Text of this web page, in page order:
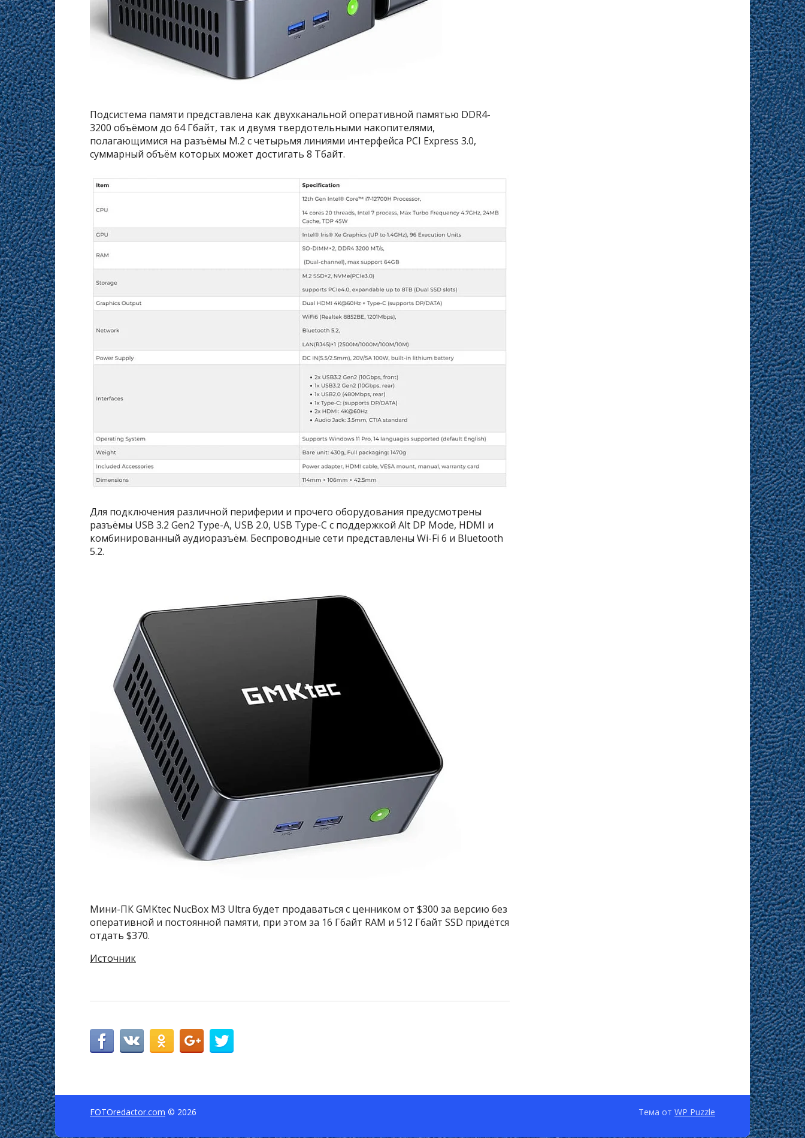
Подсистема памяти представлена как двухканальной оперативной памятью DDR4-
3200 объёмом до 64 Гбайт, так и двумя твердотельными накопителями,
полагающимися на разъёмы M.2 с четырьмя линиями интерфейса PCI Express 3.0,
суммарный объём которых может достигать 8 Тбайт.
Для подключения различной периферии и прочего оборудования предусмотрены
разъёмы USB 3.2 Gen2 Type-A, USB 2.0, USB Type-C с поддержкой Alt DP Mode, HDMI и
комбинированный аудиоразъём. Беспроводные сети представлены Wi-Fi 6 и Bluetooth
5.2.
Мини-ПК GMKtec NucBox M3 Ultra будет продаваться с ценником от $300 за версию без
оперативной и постоянной памяти, при этом за 16 Гбайт RAM и 512 Гбайт SSD придётся
отдать $370.
Источник
FOTOredactor.com © 2026 Тема от WP Puzzle